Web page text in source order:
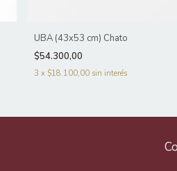
UBA (43x53 cm) Chato
$54.300,00
3 x $18.100,00 sin interés